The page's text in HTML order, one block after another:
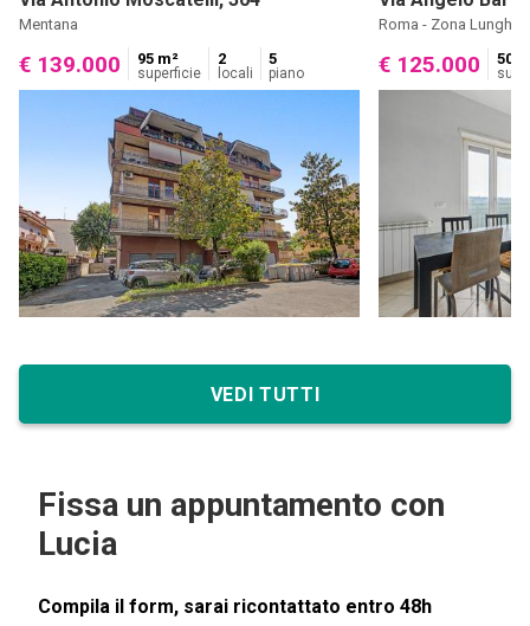
Mentana
€ 139.000 95 m²
superficie
2
locali
5
piano
Roma - Zona
€ 125.000 50
VEDI TUTTI
Fissa un appuntamento con
Lucia
Compila il form, sarai ricontattato entro 48h